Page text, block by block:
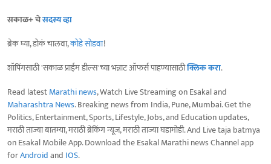
सकाळ+ चेसदस्य व्हा
ब्रेक घ्या, डोकं चालवा,कोडे सोडवा!
शॉपिंगसाठी 'सकाळ प्राईम डील्स'च्या भन्नाट ऑफर्स पाहण्यासाठीक्लिक करा.
Read latestMarathi news, Watch Live Streaming on Esakal and
Maharashtra News. Breaking news from India, Pune, Mumbai. Get the
Politics, Entertainment, Sports, Lifestyle, Jobs, and Education updates,
मराठी ताज्या बातम्या, मराठी ब्रेकिंग न्यूज, मराठी ताज्या घडामोडी. And Live taja batmya
on Esakal Mobile App. Download the Esakal Marathi news Channel app
forAndroidand IOS.